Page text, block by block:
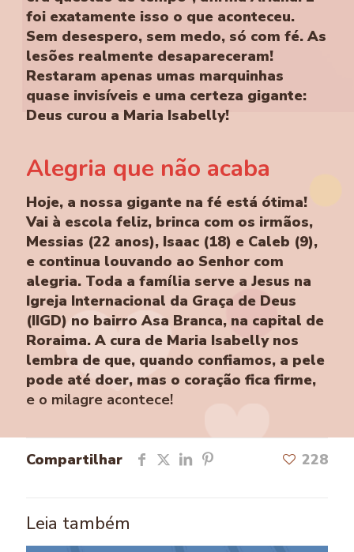
foi exatamente isso o que aconteceu.
Sem desespero, sem medo, só com fé. As
lesões realmente desapareceram!
Restaram apenas umas marquinhas
quase invisíveis e uma certeza gigante:
Deus curou a Maria Isabelly!
Alegria que não acaba
Hoje, a nossa gigante na fé está ótima!
Vai à escola feliz, brinca com os irmãos,
Messias (22 anos), Isaac (18) e Caleb (9),
e continua louvando ao Senhor com
alegria. Toda a família serve a Jesus na
Igreja Internacional da Graça de Deus
(IIGD) no bairro Asa Branca, na capital de
Roraima. A cura de Maria Isabelly nos
lembra de que, quando confiamos, a pele
pode até doer, mas o coração fica firme,
e o milagre acontece!
Compartilhar 228
Leia também